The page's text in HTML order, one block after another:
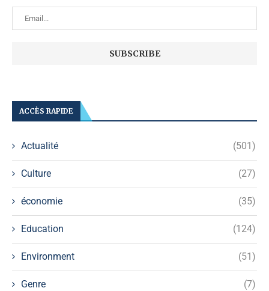
ACCÈS RAPIDE
Actualité (501)
Culture (27)
économie (35)
Education (124)
Environment (51)
Genre (7)